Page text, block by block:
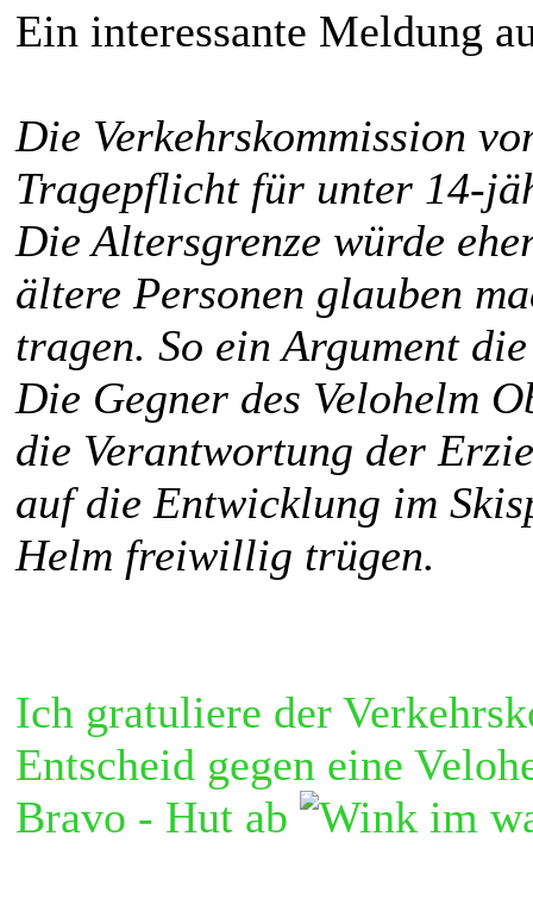
Ein interessante Meldung
Die Verkehrskommission
Tragepflicht für unter 14-
Die Altersgrenze würde
ältere Personen glauben
tragen. So ein Argument
Die Gegner des Velohelm
die Verantwortung der
auf die Entwicklung im
Helm freiwillig trügen.
Ich gratuliere der
Entscheid gegen eine
Bravo - Hut ab
im